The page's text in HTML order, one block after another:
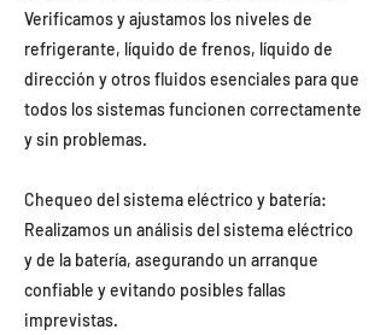
Verificamos y ajustamos los niveles de
refrigerante, líquido de frenos, líquido de
dirección y otros fluidos esenciales para que
todos los sistemas funcionen correctamente
y sin problemas.
Chequeo del sistema eléctrico y batería:
Realizamos un análisis del sistema eléctrico
y de la batería, asegurando un arranque
confiable y evitando posibles fallas
imprevistas.